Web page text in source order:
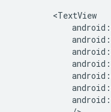
<TextView
android :
android :
android :
android :
android :
android :
android :